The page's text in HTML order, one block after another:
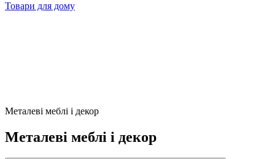
Товари для дому
Металеві меблі і декор
Металеві меблі і декор